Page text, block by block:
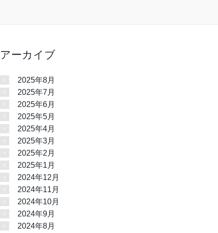
アーカイブ
2025年8月
2025年7月
2025年6月
2025年5月
2025年4月
2025年3月
2025年2月
2025年1月
2024年12月
2024年11月
2024年10月
2024年9月
2024年8月